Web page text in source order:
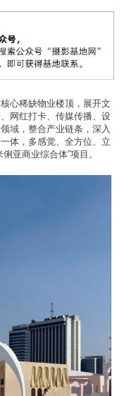
心稀缺物业楼顶，展开文
网红打卡、传媒传播、设
域，整合产业链条，深入
体，多感觉、全方位、立
亚商业综合体”项目。